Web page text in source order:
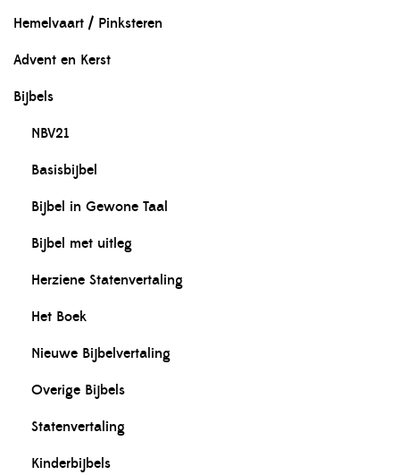
Hemelvaart / Pinksteren
Advent en Kerst
Bijbels
NBV21
Basisbijbel
Bijbel in Gewone Taal
Bijbel met uitleg
Herziene Statenvertaling
Het Boek
Nieuwe Bijbelvertaling
Overige Bijbels
Statenvertaling
Kinderbijbels